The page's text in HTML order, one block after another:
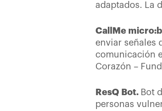
adaptados. La
CallMe
enviar señales
comunicación
Corazón –
ResQ Bot. Bot
personas